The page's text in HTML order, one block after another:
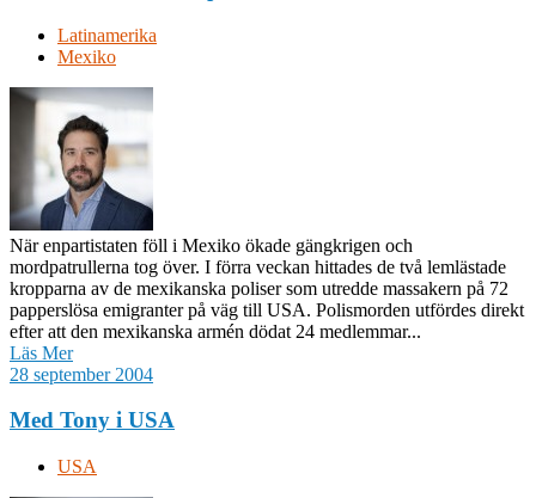
Latinamerika
Mexiko
När enpartistaten föll i Mexiko ökade gängkrigen och
mordpatrullerna tog över. I förra veckan hittades de två lemlästade
kropparna av de mexikanska poliser som utredde massakern på 72
papperslösa emigranter på väg till USA. Polismorden utfördes direkt
efter att den mexikanska armén dödat 24 medlemmar...
Läs Mer
28 september 2004
Med Tony i USA
USA